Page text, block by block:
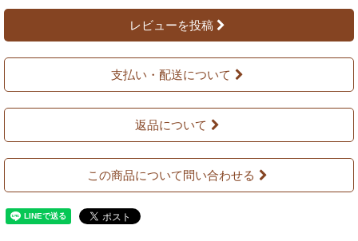
レビューを投稿
支払い・配送について
返品について
この商品について問い合わせる